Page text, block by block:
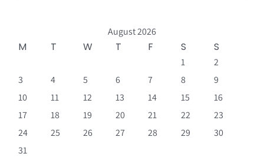
August 2026
M T W T F S S
1
2
3
4 5 6 7 8
9
10
11 12 13 14 15
16
17
18 19 20 21 22
23
24
25 26 27 28 29
30
31